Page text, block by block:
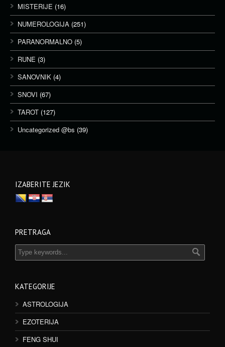
MISTERIJE (16)
NUMEROLOGIJA (251)
PARANORMALNO (5)
RUNE (3)
SANOVNIK (4)
SNOVI (67)
TAROT (127)
Uncategorized @bs (39)
IZABERITE JEZIK
PRETRAGA
KATEGORIJE
ASTROLOGIJA
EZOTERIJA
FENG SHUI